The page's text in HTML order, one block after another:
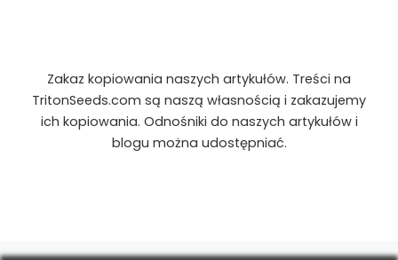
Zakaz kopiowania naszych artykułów. Treści na
TritonSeeds.com są naszą własnością i zakazujemy
ich kopiowania. Odnośniki do naszych artykułów i
blogu można udostępniać.